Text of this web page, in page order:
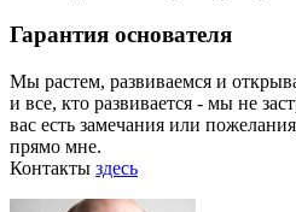
Гарантия основателя
Мы растем, развиваемся и
и все, кто развивается - мы не
вас есть замечания или
прямо мне.
Контакты здесь